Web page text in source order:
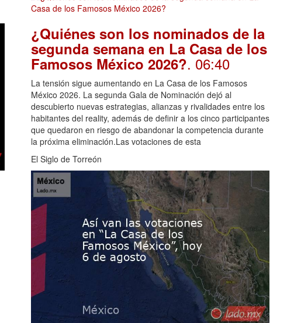
¿Quiénes son los nominados de la
segunda semana en La Casa de los
Famosos México 2026?. 06:40
La tensión sigue aumentando en La Casa de los Famosos
México 2026. La segunda Gala de Nominación dejó al
descubierto nuevas estrategias, alianzas y rivalidades entre los
habitantes del reality, además de definir a los cinco participantes
que quedaron en riesgo de abandonar la competencia durante
la próxima eliminación.Las votaciones de esta
El Siglo de Torreón